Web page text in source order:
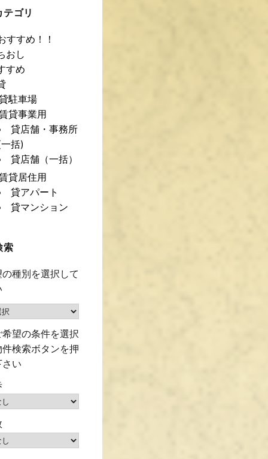
ゴリ
すめ！！
おし
すめ
駐車場
貸事業用
貸店舗・事務所
括)
貸店舗（一括）
貸居住用
貸アパート
貸マンション
索
種別を選択して
望の条件を選択
検索ボタンを押
い